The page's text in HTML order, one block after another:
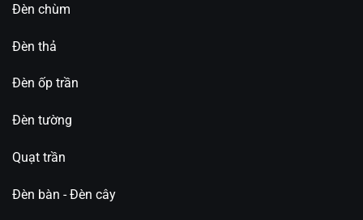
Đèn chùm
Đèn thả
Đèn ốp trần
Đèn tường
Quạt trần
Đèn bàn - Đèn cây